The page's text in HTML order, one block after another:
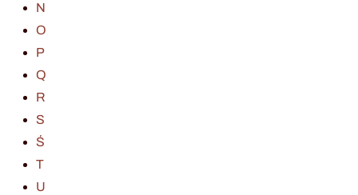
N
O
P
Q
R
S
Ś
T
U